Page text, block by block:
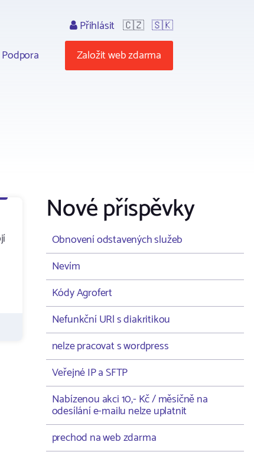
Podpora
Přihlásit 🇨🇿 🇸🇰
Založit web zdarma
Nové příspěvky
Obnovení odstavených služeb
Nevím
Kódy Agrofert
Nefunkční URl s diakritikou
nelze pracovat s wordpress
Veřejné IP a SFTP
Nabízenou akci 10,- Kč / měsíčně na
odesílání e-mailu nelze uplatnit
prechod na web zdarma